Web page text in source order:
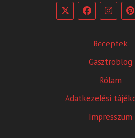
Receptek
Gasztroblog
Rólam
Adatkezelési
Impresszum